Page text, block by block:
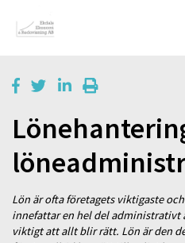
Lön är ofta företagets viktigaste
innefattar en hel del administrativt
viktigt att allt blir rätt. Lön är den